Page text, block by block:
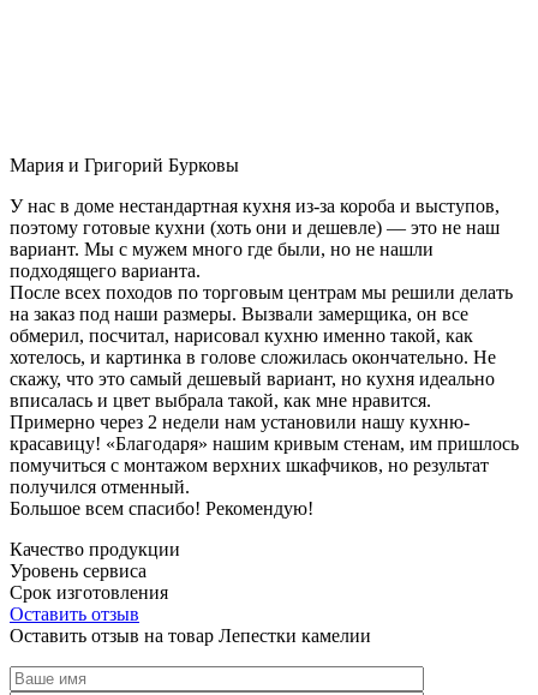
Мария и Григорий Бурковы
У нас в доме нестандартная кухня из-за короба и выступов,
поэтому готовые кухни (хоть они и дешевле) — это не наш
вариант. Мы с мужем много где были, но не нашли
подходящего варианта.
После всех походов по торговым центрам мы решили делать
на заказ под наши размеры. Вызвали замерщика, он все
обмерил, посчитал, нарисовал кухню именно такой, как
хотелось, и картинка в голове сложилась окончательно. Не
скажу, что это самый дешевый вариант, но кухня идеально
вписалась и цвет выбрала такой, как мне нравится.
Примерно через 2 недели нам установили нашу кухню-
красавицу! «Благодаря» нашим кривым стенам, им пришлось
помучиться с монтажом верхних шкафчиков, но результат
получился отменный.
Большое всем спасибо! Рекомендую!
Качество продукции
Уровень сервиса
Срок изготовления
Оставить отзыв
Оставить отзыв на товар Лепестки камелии